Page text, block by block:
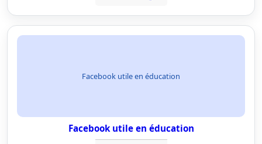
Facebook utile en éducation
Facebook utile en éducation